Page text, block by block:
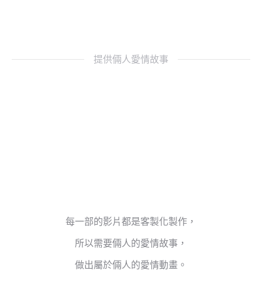
提供倆人愛情故事
每一部的影片都是客製化製作，
所以需要倆人的愛情故事，
做出屬於倆人的愛情動畫。